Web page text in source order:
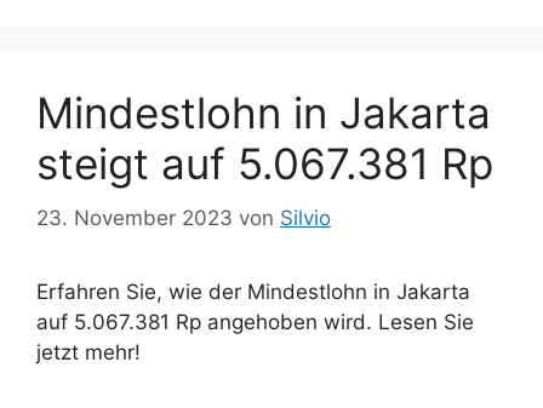
Mindestlohn in Jakarta
steigt auf 5.067.381 Rp
23. November 2023 von Silvio
Erfahren Sie, wie der Mindestlohn in Jakarta
auf 5.067.381 Rp angehoben wird. Lesen Sie
jetzt mehr!